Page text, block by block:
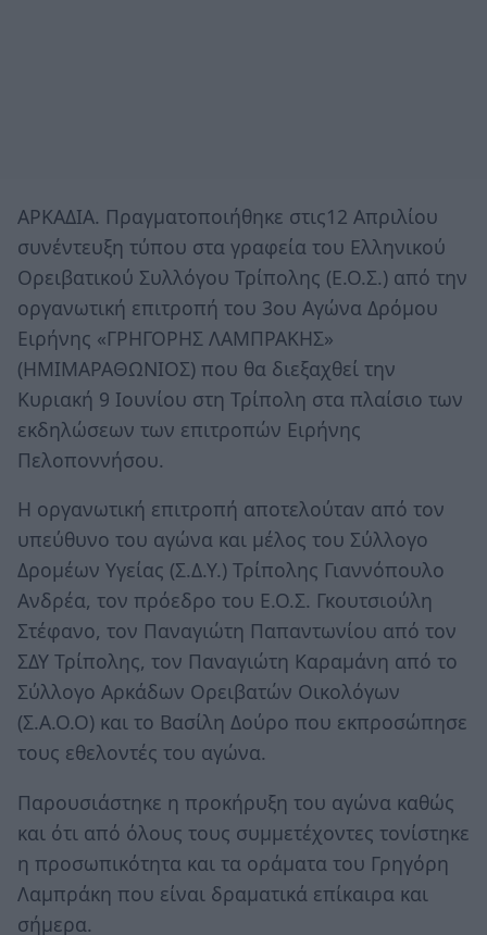
ΑΡΚΑΔΙΑ. Πραγματοποιήθηκε στις12 Απριλίου
συνέντευξη τύπου στα γραφεία του Ελληνικού
Ορειβατικού Συλλόγου Τρίπολης (Ε.Ο.Σ.) από την
οργανωτική επιτροπή του 3ου Αγώνα Δρόμου
Ειρήνης «ΓΡΗΓΟΡΗΣ ΛΑΜΠΡΑΚΗΣ»
(ΗΜΙΜΑΡΑΘΩΝΙΟΣ) που θα διεξαχθεί την
Κυριακή 9 Ιουνίου στη Τρίπολη στα πλαίσιο των
εκδηλώσεων των επιτροπών Ειρήνης
Πελοποννήσου.
Η οργανωτική επιτροπή αποτελούταν από τον
υπεύθυνο του αγώνα και μέλος του Σύλλογο
Δρομέων Υγείας (Σ.Δ.Υ.) Τρίπολης Γιαννόπουλο
Ανδρέα, τον πρόεδρο του Ε.Ο.Σ. Γκουτσιούλη
Στέφανο, τον Παναγιώτη Παπαντωνίου από τον
ΣΔΥ Τρίπολης, τον Παναγιώτη Καραμάνη από το
Σύλλογο Αρκάδων Ορειβατών Οικολόγων
(Σ.Α.Ο.Ο) και το Βασίλη Δούρο που εκπροσώπησε
τους εθελοντές του αγώνα.
Παρουσιάστηκε η προκήρυξη του αγώνα καθώς
και ότι από όλους τους συμμετέχοντες τονίστηκε
η προσωπικότητα και τα οράματα του Γρηγόρη
Λαμπράκη που είναι δραματικά επίκαιρα και
σήμερα.